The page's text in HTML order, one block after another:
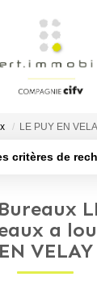
ACHETER
Maisons
Immeubles
Terrains
LE PUY EN
critères de
Nb
a
EN VELAY